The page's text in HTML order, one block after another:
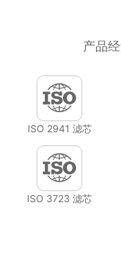
产品
ISO 2941 滤芯
ISO 3723 滤芯